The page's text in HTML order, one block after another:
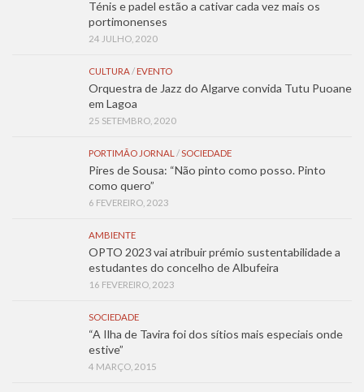
Ténis e padel estão a cativar cada vez mais os
portimonenses
24 JULHO, 2020
CULTURA/ EVENTO
Orquestra de Jazz do Algarve convida Tutu Puoane
em Lagoa
25 SETEMBRO, 2020
PORTIMÃO JORNAL /SOCIEDADE
Pires de Sousa: “Não pinto como posso. Pinto
como quero”
6 FEVEREIRO, 2023
AMBIENTE
OPTO 2023 vai atribuir prémio sustentabilidade a
estudantes do concelho de Albufeira
16 FEVEREIRO, 2023
SOCIEDADE
“A Ilha de Tavira foi dos sítios mais especiais onde
estive”
4 MARÇO, 2015